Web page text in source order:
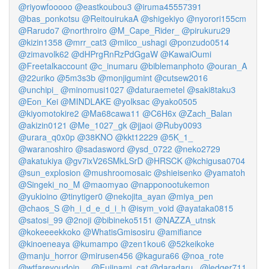
@riyowfooooo @eastkoubou3 @iruma45557391
@bas_ponkotsu @ReitouirukaA @shigekiyo @nyorori155cm
@Rarudo7 @northroiro @M_Cape_Rider_ @pirukuru29
@kizin1358 @mrr_cat3 @miico_ushagi @ponzudo0514
@zimavolk62 @dHPrgRnRzPdGgaW @KawaiOumi
@Freetalkaccount @c_inumaru @biblemanphoto @ouran_A
@22uriko @5m3s3b @monjigumint @cutsew2016
@unchipi_ @minomusi1027 @daturaemetel @saki8taku3
@Eon_Kei @MINDLAKE @yolksac @yako0505
@kiyomotokire2 @Ma68cawa11 @C6H6x @Zach_Balan
@akizin0121 @Me_1027_gk @jjaoi @Ruby0093
@urara_q0x0p @38KNO @kkt12229 @5K_1_
@waranoshiro @sadasword @ysd_0722 @neko2729
@akatukiya @gv7ixV26SMkLSrD @HRSCK @kchigusa0704
@sun_explosion @mushroomosaic @shieisenko @yamatoh
@Singeki_no_M @maomyao @napponootukemon
@yukioino @tinytiger0 @nekojita_ayan @miya_pen
@chaos_S @h_i_d_e_d_i_h @isym_void @ayataka0815
@satosi_99 @2noji @bibineko5151 @NAZZA_utnsk
@kokeeeekkoko @WhatisGmisosiru @amifiance
@kinoeneaya @kumampo @zen1kou6 @52keikoke
@manju_horror @mirusen456 @kagura66 @noa_rote